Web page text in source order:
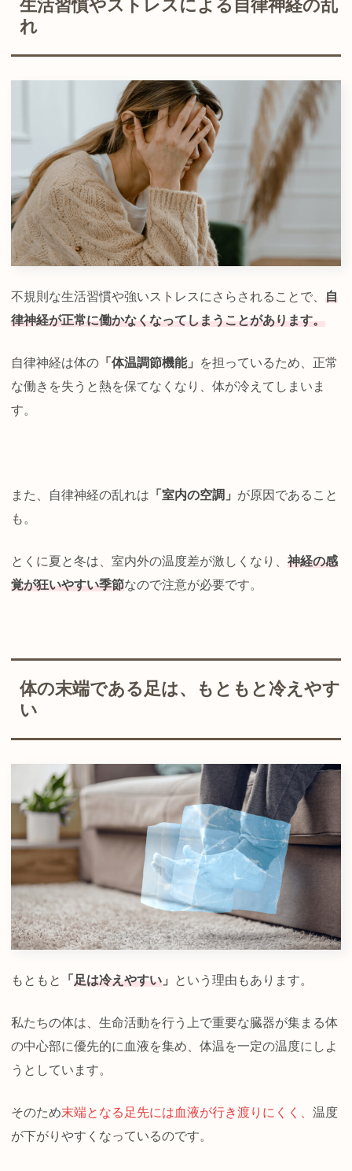
生活習慣やストレスによる自律神経の乱
れ
不規則な生活習慣や強いストレスにさらされることで、 自
律神経が正常に働かなくなってしまうことがあります。
自律神経は体の 「体温調節機能」
を担っているため、正常
な働きを失うと熱を保てなくなり、体が冷えてしまいま
す。
また、自律神経の乱れは 「室内の空調」 が原因であること
も。
とくに夏と冬は、室内外の温度差が激しくなり、 神経の感
覚が狂いやすい季節なので注意が必要です。
体の末端である足は、もともと冷えやす
い
もともと 「 足は冷えやすい 」 という理由もあります。
私たちの体は、生命活動を行う上で重要な臓器が集まる体
の中心部に優先的に血液を集め、体温を一定の温度にしよ
うとしています。
そのため末端となる足先には血液が行き渡りにくく、 温度
が下がりやすくなっているのです。